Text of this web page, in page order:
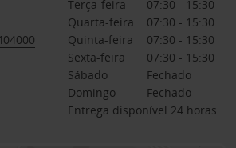
Terça-feira
07:30 - 15:30
Quarta-feira
07:30 - 15:30
Quinta-feira
07:30 - 15:30
Sexta-feira
07:30 - 15:30
Sábado
Fechado
Domingo
Fechado
Entrega disponível 24 horas